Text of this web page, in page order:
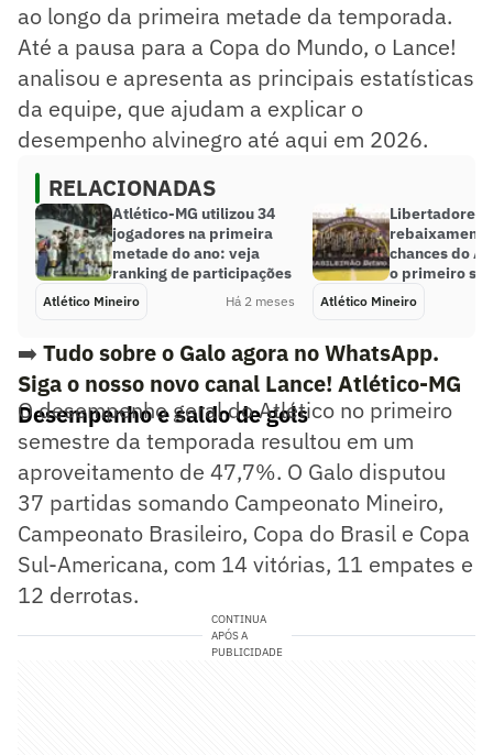
ao longo da primeira metade da temporada.
Até a pausa para a Copa do Mundo, o Lance!
analisou e apresenta as principais estatísticas
da equipe, que ajudam a explicar o
desempenho alvinegro até aqui em 2026.
RELACIONADAS
Atlético-MG utilizou 34
jogadores na primeira
metade do ano: veja
ranking de participações
Atlético Mineiro Há 2 meses
Libertadores
chances do
o primeiro
Atlético Mineiro
➡️ Tudo sobre o Galo agora no WhatsApp.
Siga o nosso novo canal Lance! Atlético-MG
Desempenho e saldo de gols
O desempenho geral do Atlético no primeiro
semestre da temporada resultou em um
aproveitamento de 47,7%. O Galo disputou
37 partidas somando Campeonato Mineiro,
Campeonato Brasileiro, Copa do Brasil e Copa
Sul-Americana, com 14 vitórias, 11 empates e
12 derrotas.
CONTINUA
APÓS A
PUBLICIDADE